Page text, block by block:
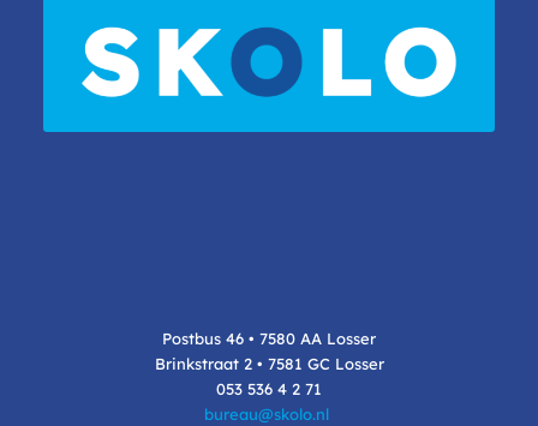
Postbus 46 • 7580 AA Losser
Brinkstraat 2 • 7581 GC Losser
053 536 4 2 71
bureau@skolo.nl